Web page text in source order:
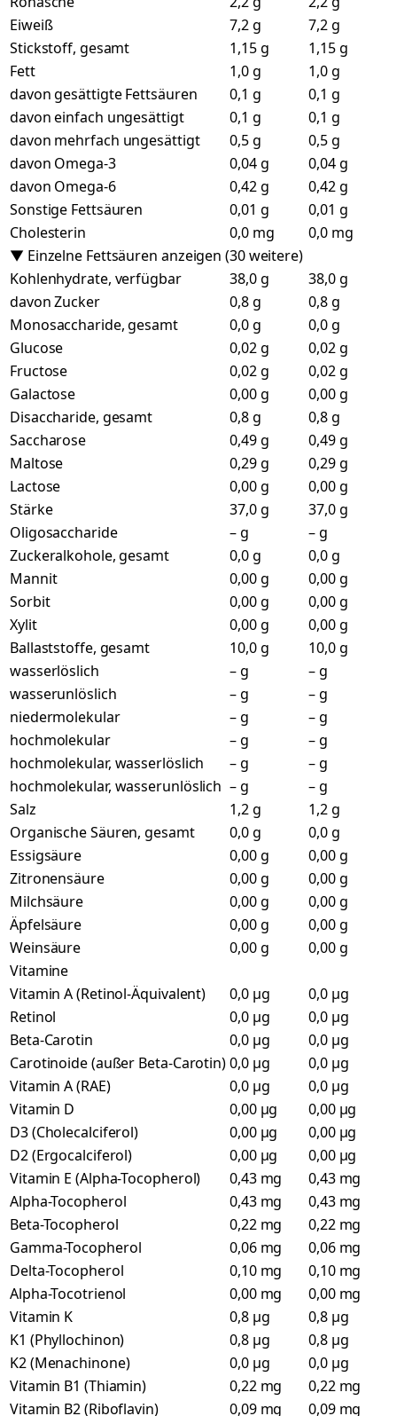
Eiweiß
7,2 g
7,2 g
Stickstoff, gesamt
1,15 g
1,15 g
Fett
1,0 g
1,0 g
davon gesättigte Fettsäuren
0,1 g
0,1 g
davon einfach ungesättigt
0,1 g
0,1 g
davon mehrfach ungesättigt
0,5 g
0,5 g
davon Omega-3
0,04 g
0,04 g
davon Omega-6
0,42 g
0,42 g
Sonstige Fettsäuren
0,01 g
0,01 g
Cholesterin
0,0 mg
0,0 mg
▼ Einzelne Fettsäuren anzeigen (30 weitere)
Kohlenhydrate, verfügbar
38,0 g
38,0 g
davon Zucker
0,8 g
0,8 g
Monosaccharide, gesamt
0,0 g
0,0 g
Glucose
0,02 g
0,02 g
Fructose
0,02 g
0,02 g
Galactose
0,00 g
0,00 g
Disaccharide, gesamt
0,8 g
0,8 g
Saccharose
0,49 g
0,49 g
Maltose
0,29 g
0,29 g
Lactose
0,00 g
0,00 g
Stärke
37,0 g
37,0 g
Oligosaccharide
– g
– g
Zuckeralkohole, gesamt
0,0 g
0,0 g
Mannit
0,00 g
0,00 g
Sorbit
0,00 g
0,00 g
Xylit
0,00 g
0,00 g
Ballaststoffe, gesamt
10,0 g
10,0 g
wasserlöslich
– g
– g
wasserunlöslich
– g
– g
niedermolekular
– g
– g
hochmolekular
– g
– g
hochmolekular, wasserlöslich
– g
– g
hochmolekular, wasserunlöslich – g
– g
Salz
1,2 g
1,2 g
Organische Säuren, gesamt
0,0 g
0,0 g
Essigsäure
0,00 g
0,00 g
Zitronensäure
0,00 g
0,00 g
Milchsäure
0,00 g
0,00 g
Äpfelsäure
0,00 g
0,00 g
Weinsäure
0,00 g
0,00 g
Vitamine
Vitamin A (Retinol-Äquivalent)
0,0 µg
0,0 µg
Retinol
0,0 µg
0,0 µg
Beta-Carotin
0,0 µg
0,0 µg
Carotinoide (außer Beta-Carotin)0,0 µg
0,0 µg
Vitamin A (RAE)
0,0 µg
0,0 µg
Vitamin D
0,00 µg
0,00 µg
D3 (Cholecalciferol)
0,00 µg
0,00 µg
D2 (Ergocalciferol)
0,00 µg
0,00 µg
Vitamin E (Alpha-Tocopherol)
0,43 mg
0,43 mg
Alpha-Tocopherol
0,43 mg
0,43 mg
Beta-Tocopherol
0,22 mg
0,22 mg
Gamma-Tocopherol
0,06 mg
0,06 mg
Delta-Tocopherol
0,10 mg
0,10 mg
Alpha-Tocotrienol
0,00 mg
0,00 mg
Vitamin K
0,8 µg
0,8 µg
K1 (Phyllochinon)
0,8 µg
0,8 µg
K2 (Menachinone)
0,0 µg
0,0 µg
Vitamin B1 (Thiamin)
0,22 mg
0,22 mg
Vitamin B2 (Riboflavin)
0,09 mg
0,09 mg